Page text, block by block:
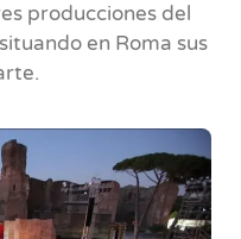
producciones del
en Roma sus